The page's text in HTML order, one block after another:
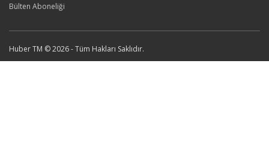
Bülten Aboneliği
Huber TM © 2026 - Tüm Hakları Saklıdır.